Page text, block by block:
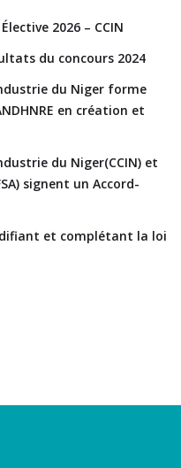
2026 – CCIN
du concours 2024
du Niger forme
en création et
du Niger(CCIN) et
signent un Accord-
et complétant la loi